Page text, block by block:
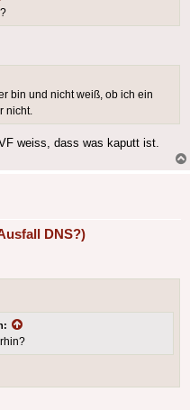
bin und nicht weiß, ob ich ein
nicht.
weiss, dass was kaputt ist.
DNS?)